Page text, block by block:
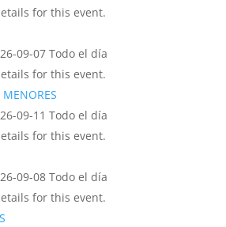
for this event.
09-07 Todo el día
for this event.
MENORES
09-11 Todo el día
for this event.
09-08 Todo el día
for this event.